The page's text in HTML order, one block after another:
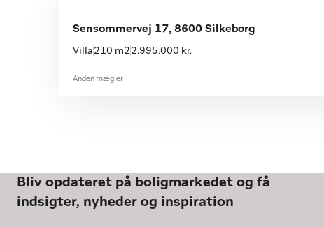
Sensommervej 17, 8600 Silkeborg
Villa 210 m2 2.995.000 kr.
Anden mægler
Bliv opdateret på boligmarkedet og få
indsigter, nyheder og inspiration